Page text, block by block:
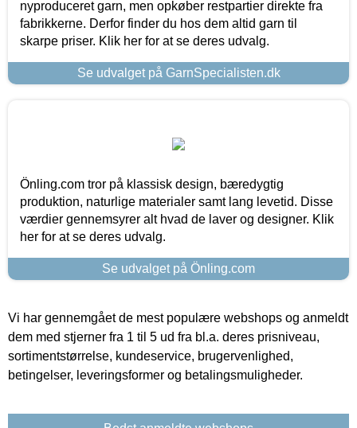
nyproduceret garn, men opkøber restpartier direkte fra
fabrikkerne. Derfor finder du hos dem altid garn til
skarpe priser. Klik her for at se deres udvalg.
Se udvalget på GarnSpecialisten.dk
Önling.com tror på klassisk design, bæredygtig
produktion, naturlige materialer samt lang levetid. Disse
værdier gennemsyrer alt hvad de laver og designer. Klik
her for at se deres udvalg.
Se udvalget på Önling.com
Vi har gennemgået de mest populære webshops og anmeldt
dem med stjerner fra 1 til 5 ud fra bl.a. deres prisniveau,
sortimentstørrelse, kundeservice, brugervenlighed,
betingelser, leveringsformer og betalingsmuligheder.